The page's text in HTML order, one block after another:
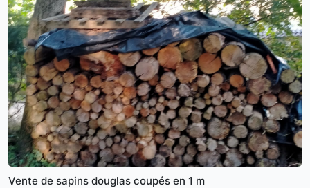
Vente de sapins douglas coupés en 1 m